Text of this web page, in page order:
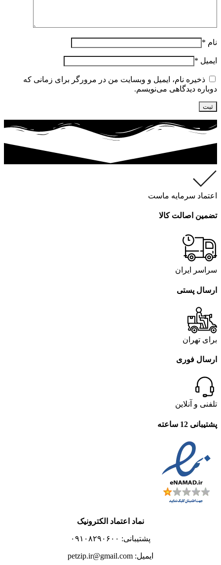
نام *
ایمیل *
ذخیره نام، ایمیل و وبسایت من در مرورگر برای زمانی که
دوباره دیدگاهی می‌نویسم.
اعتماد سرمایه ماست
تضمین اصالت کالا
سراسر ایران
ارسال پستی
برای تهران
ارسال فوری
تلفنی و آنلاین
پشتیبانی 12 ساعته
نماد اعتماد الکترونیک
پشتیبانی: ۰۹۱۰۸۲۹۰۶۰۰
ایمیل: petzip.ir@gmail.com